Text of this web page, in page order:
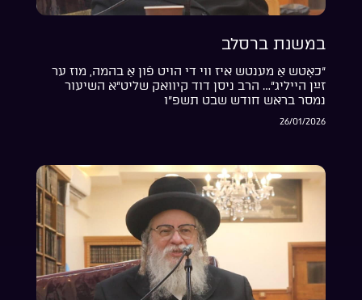
במשנת ברסלב
“כאָטש אַ מענטש איז ווי די הויט פֿון אַ בהמה, מוז ער
זײַן הייליג”… הרב ניסן דוד קיוואק שליט”א השיעור
נמסר בראש חודש שבט תשפ”ו
26/01/2026